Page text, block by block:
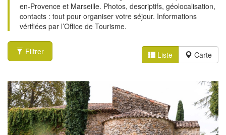
en-Provence et Marseille. Photos, descriptifs, géolocalisation,
contacts : tout pour organiser votre séjour. Informations
vérifiées par l’Office de Tourisme.
Filtrer Liste Carte